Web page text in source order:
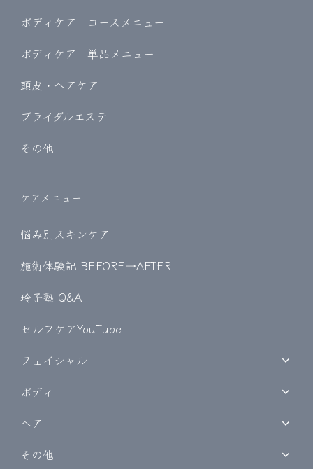
ボディケア コースメニュー
ボディケア 単品メニュー
頭皮・ヘアケア
ブライダルエステ
その他
ケアメニュー
悩み別スキンケア
施術体験記-BEFORE→AFTER
玲子塾 Q&A
セルフケアYouTube
フェイシャル
ボディ
ヘア
その他